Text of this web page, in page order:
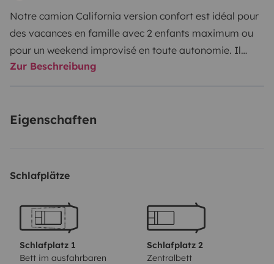
Notre camion California version confort est idéal pour
des vacances en famille avec 2 enfants maximum ou
pour un weekend improvisé en toute autonomie. Il
permet d'avoir tout le confort en restant très libre
toutes les petites choses à savoir. Il est facile et
metres. Nous pouvons fournir d'autres accessoires en
véhicule dans un hangar sécurisé pendant votre virée.
Nous habitons au cœur de la foret de Fontainebleau a
deux pas des spots d'escalade.
Si vous avez des
questions, n'hésitez pas à les poser.
Zur Beschreibung
Eigenschaften
Schlafplätze
Schlafplatz 1
Bett im ausfahrbaren
Schlafplatz 2
Zentralbett